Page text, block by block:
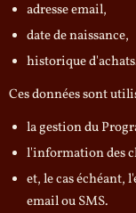
adresse email,
date de naissance,
historique
Ces données sont
la gestion du
l'information des
et, le cas échéant,
email ou SMS.